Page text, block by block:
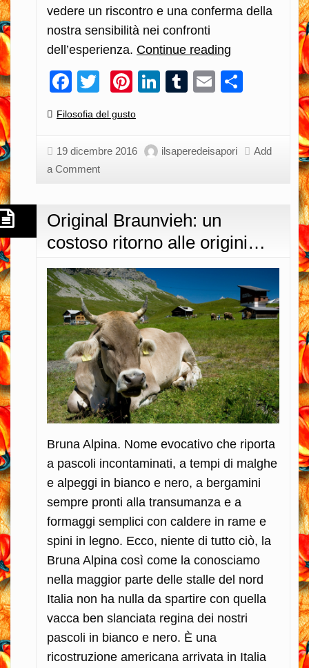
vedere un riscontro e una conferma della
nostra sensibilità nei confronti
dell’esperienza. Continue reading
convivialità
è
o
Facebook
TwitterPinterest
LinkedIn
Tumblr
Email
Categories:
Filosofia del gusto
19 dicembre 2016 ilsaperedeisapori
Add
a Comment
Original Braunvieh: un
costoso ritorno alle origini…
Bruna Alpina. Nome evocativo che riporta
a pascoli incontaminati, a tempi di malghe
e alpeggi in bianco e nero, a bergamini
sempre pronti alla transumanza e a
formaggi semplici con caldere in rame e
spini in legno. Ecco, niente di tutto ciò, la
Bruna Alpina così come la conosciamo
nella maggior parte delle stalle del nord
Italia non ha nulla da spartire con quella
vacca ben slanciata regina dei nostri
pascoli in bianco e nero. È una
ricostruzione americana arrivata in Italia